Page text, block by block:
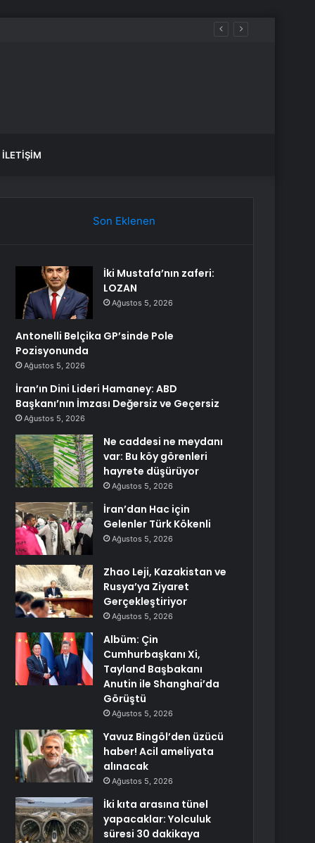
İLETIŞIM
Son Eklenen
İki Mustafa’nın zaferi:
LOZAN
Ağustos 5, 2026
Antonelli Belçika GP’sinde Pole
Pozisyonunda
Ağustos 5, 2026
İran’ın Dini Lideri Hamaney: ABD
Başkanı’nın İmzası Değersiz ve Geçersiz
Ağustos 5, 2026
Ne caddesi ne meydanı
var: Bu köy görenleri
hayrete düşürüyor
Ağustos 5, 2026
İran’dan Hac için
Gelenler Türk Kökenli
Ağustos 5, 2026
Zhao Leji, Kazakistan ve
Rusya’ya Ziyaret
Gerçekleştiriyor
Ağustos 5, 2026
Albüm: Çin
Cumhurbaşkanı Xi,
Tayland Başbakanı
Anutin ile Shanghai’da
Görüştü
Ağustos 5, 2026
Yavuz Bingöl’den üzücü
haber! Acil ameliyata
alınacak
Ağustos 5, 2026
İki kıta arasına tünel
yapacaklar: Yolculuk
süresi 30 dakikaya